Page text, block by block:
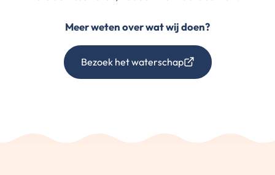
Meer weten over wat wij doen?
Bezoek het waterschap